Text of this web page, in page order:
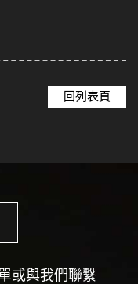
回列表頁
或與我們聯繫